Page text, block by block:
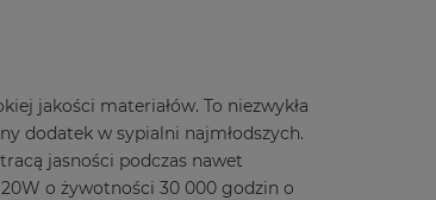
jakości materiałów. To niezwykła
dodatek w sypialni najmłodszych.
jasności podczas nawet
o żywotności 30 000 godzin o